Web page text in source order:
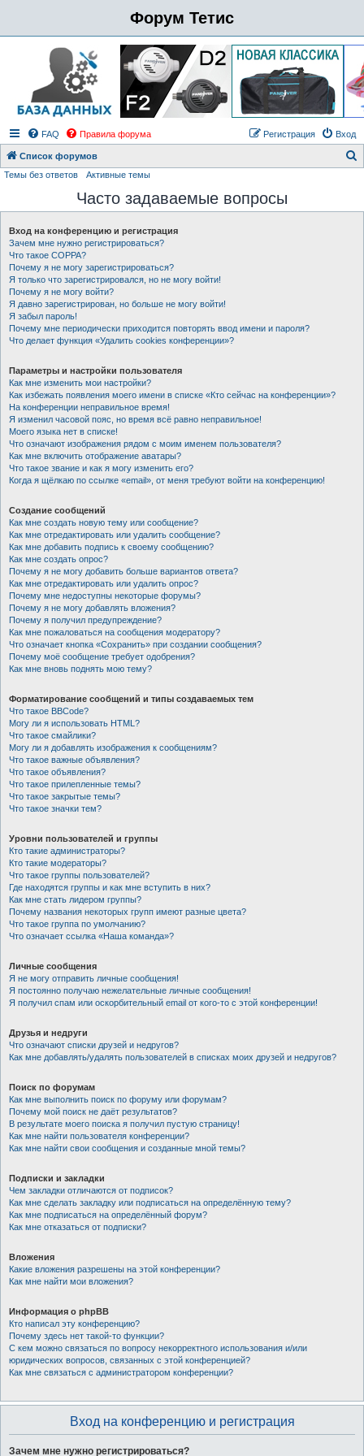
Форум Тетис
FAQ Правила форума Вход
Регистрация
Список форумов
с
Темы без ответов Активные темы
Часто задаваемые вопросы
Вход на конференцию и регистрация
Зачем мне нужно регистрироваться?
Что такое COPPA?
Почему я не могу зарегистрироваться?
Я только что зарегистрировался, но не могу войти!
Почему я не могу войти?
Я давно зарегистрирован, но больше не могу войти!
Я забыл пароль!
Почему мне периодически приходится повторять ввод имени и пароля?
Что делает функция «Удалить cookies конференции»?
Параметры и настройки пользователя
Как мне изменить мои настройки?
Как избежать появления моего имени в списке «Кто сейчас на конференции»?
На конференции неправильное время!
Я изменил часовой пояс, но время всё равно неправильное!
Моего языка нет в списке!
Что означают изображения рядом с моим именем пользователя?
Как мне включить отображение аватары?
Что такое звание и как я могу изменить его?
Когда я щёлкаю по ссылке «email», от меня требуют войти на конференцию!
Создание сообщений
Как мне создать новую тему или сообщение?
Как мне отредактировать или удалить сообщение?
Как мне добавить подпись к своему сообщению?
Как мне создать опрос?
Почему я не могу добавить больше вариантов ответа?
Как мне отредактировать или удалить опрос?
Почему мне недоступны некоторые форумы?
Почему я не могу добавлять вложения?
Почему я получил предупреждение?
Как мне пожаловаться на сообщения модератору?
Что означает кнопка «Сохранить» при создании сообщения?
Почему моё сообщение требует одобрения?
Как мне вновь поднять мою тему?
Форматирование сообщений и типы создаваемых тем
Что такое BBCode?
Могу ли я использовать HTML?
Что такое смайлики?
Могу ли я добавлять изображения к сообщениям?
Что такое важные объявления?
Что такое объявления?
Что такое прилепленные темы?
Что такое закрытые темы?
Что такое значки тем?
Уровни пользователей и группы
Кто такие администраторы?
Кто такие модераторы?
Что такое группы пользователей?
Где находятся группы и как мне вступить в них?
Как мне стать лидером группы?
Почему названия некоторых групп имеют разные цвета?
Что такое группа по умолчанию?
Что означает ссылка «Наша команда»?
Личные сообщения
Я не могу отправить личные сообщения!
Я постоянно получаю нежелательные личные сообщения!
Я получил спам или оскорбительный email от кого-то с этой конференции!
Друзья и недруги
Что означают списки друзей и недругов?
Как мне добавлять/удалять пользователей в списках моих друзей и недругов?
Поиск по форумам
Как мне выполнить поиск по форуму или форумам?
Почему мой поиск не даёт результатов?
В результате моего поиска я получил пустую страницу!
Как мне найти пользователя конференции?
Как мне найти свои сообщения и созданные мной темы?
Подписки и закладки
Чем закладки отличаются от подписок?
Как мне сделать закладку или подписаться на определённую тему?
Как мне подписаться на определённый форум?
Как мне отказаться от подписки?
Вложения
Какие вложения разрешены на этой конференции?
Как мне найти мои вложения?
Информация о phpBB
Кто написал эту конференцию?
Почему здесь нет такой-то функции?
С кем можно связаться по вопросу некорректного использования и/или
юридических вопросов, связанных с этой конференцией?
Как мне связаться с администратором конференции?
Вход на конференцию и регистрация
Зачем мне нужно регистрироваться?